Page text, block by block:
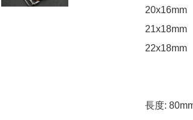
20x16mm
21x18mm
22x18mm
長度: